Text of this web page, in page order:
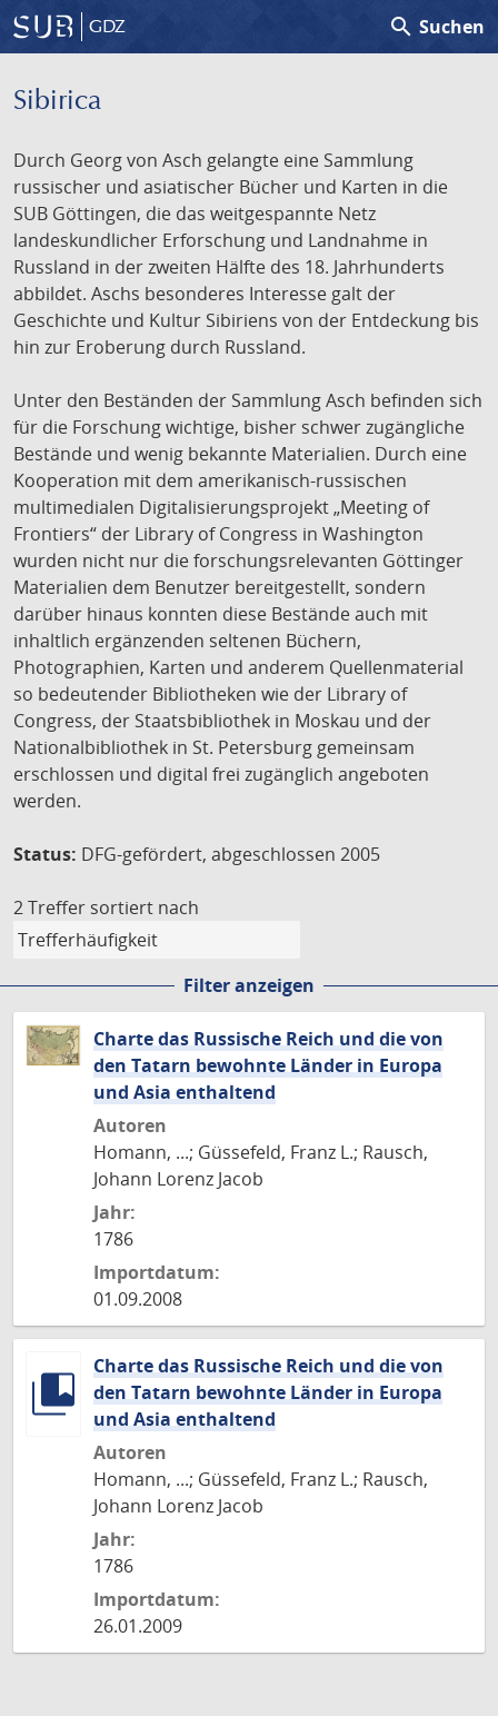
GDZ search Suchen
Sibirica
Durch Georg von Asch gelangte eine Sammlung
russischer und asiatischer Bücher und Karten in die
SUB Göttingen, die das weitgespannte Netz
landeskundlicher Erforschung und Landnahme in
Russland in der zweiten Hälfte des 18. Jahrhunderts
abbildet. Aschs besonderes Interesse galt der
Geschichte und Kultur Sibiriens von der Entdeckung bis
hin zur Eroberung durch Russland.
Unter den Beständen der Sammlung Asch befinden sich
für die Forschung wichtige, bisher schwer zugängliche
Bestände und wenig bekannte Materialien. Durch eine
Kooperation mit dem amerikanisch-russischen
multimedialen Digitalisierungsprojekt „Meeting of
Frontiers“ der Library of Congress in Washington
wurden nicht nur die forschungsrelevanten Göttinger
Materialien dem Benutzer bereitgestellt, sondern
darüber hinaus konnten diese Bestände auch mit
inhaltlich ergänzenden seltenen Büchern,
Photographien, Karten und anderem Quellenmaterial
so bedeutender Bibliotheken wie der Library of
Congress, der Staatsbibliothek in Moskau und der
Nationalbibliothek in St. Petersburg gemeinsam
erschlossen und digital frei zugänglich angeboten
werden.
Status: DFG-gefördert, abgeschlossen 2005
2 Treffer sortiert nach
Filter anzeigen
Charte das Russische Reich und die von
den Tatarn bewohnte Länder in Europa
und Asia enthaltend
Autoren
Homann, ...; Güssefeld, Franz L.; Rausch,
Johann Lorenz Jacob
Jahr:
1786
Importdatum:
01.09.2008
Charte das Russische Reich und die von
den Tatarn bewohnte Länder in Europa
und Asia enthaltend
Autoren
Homann, ...; Güssefeld, Franz L.; Rausch,
Johann Lorenz Jacob
Jahr:
1786
Importdatum:
26.01.2009